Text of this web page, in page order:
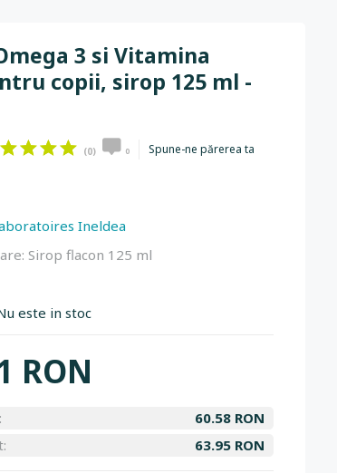
3 si Vitamina
copii, sirop 125 ml -
(0) 0 Spune-ne părerea ta
Ineldea
Sirop flacon 125 ml
este in stoc
RON
60.58 RON
63.95 RON